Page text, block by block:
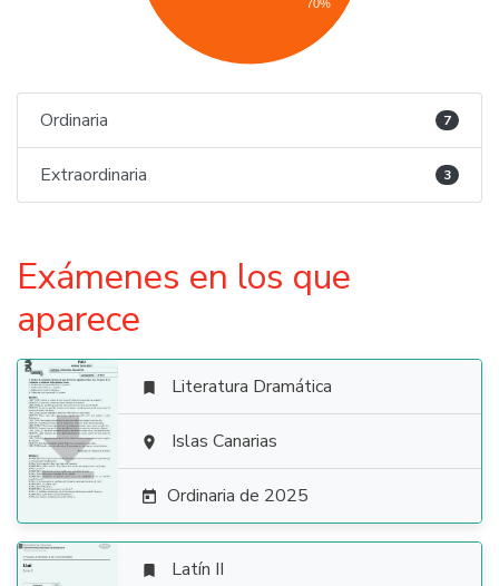
70%
Ordinaria 7
Extraordinaria 3
Exámenes en los que
aparece

 Literatura Dramática
 Islas Canarias
 Ordinaria de 2025
 Latín II